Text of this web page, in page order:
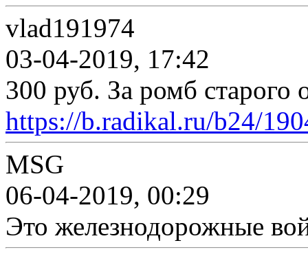
vlad191974
03-04-2019, 17:42
300 руб. За ромб старого
https://b.radikal.ru/b24/
MSG
06-04-2019, 00:29
Это железнодорожные